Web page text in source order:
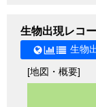
生物出現レコ
生物
[地図・概要]